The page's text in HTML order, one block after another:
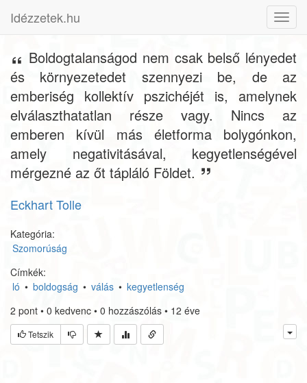
Idézzetek.hu
Boldogtalanságod nem csak belső lényedet
és környezetedet szennyezi be, de az
emberiség kollektív pszichéjét is, amelynek
elválaszthatatlan része vagy. Nincs az
emberen kívül más életforma bolygónkon,
amely negativitásával, kegyetlenségével
mérgezné az őt tápláló Földet.
Eckhart Tolle
Kategória:
Szomorúság
Címkék:
ló • boldogság • válás • kegyetlenség
2 pont • 0 kedvenc • 0 hozzászólás • 12 éve
Tetszik